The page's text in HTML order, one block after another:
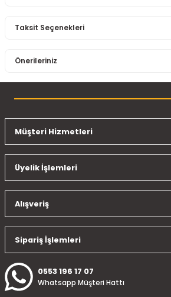
Taksit Seçenekleri
Önerileriniz
konularda yetersiz gördüğünüz
Ürün resmi kalitesiz, bozuk veya
Ürün açıklamasında eksik bilgiler
Ürün fiyatı diğer sitelerden daha pahalı.
Bu ürüne benzer farklı alternatifler
Müşteri Hizmetleri
Üyelik İşlemleri
Alışveriş
Sipariş İşlemleri
0553 196 17 07
Whatsapp Müşteri Hattı